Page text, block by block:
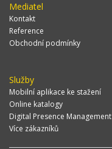
Mediatel
Kontakt
Reference
Obchodní podmínky
Služby
Mobilní aplikace ke stažení
Online katalogy
Digital Presence Management
Více zákazníků